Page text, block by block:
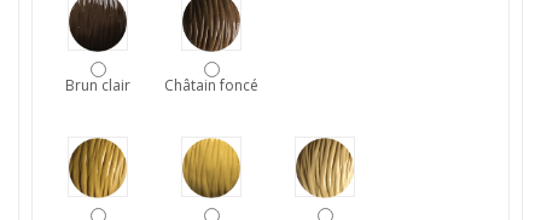
Brun clair Châtain foncé